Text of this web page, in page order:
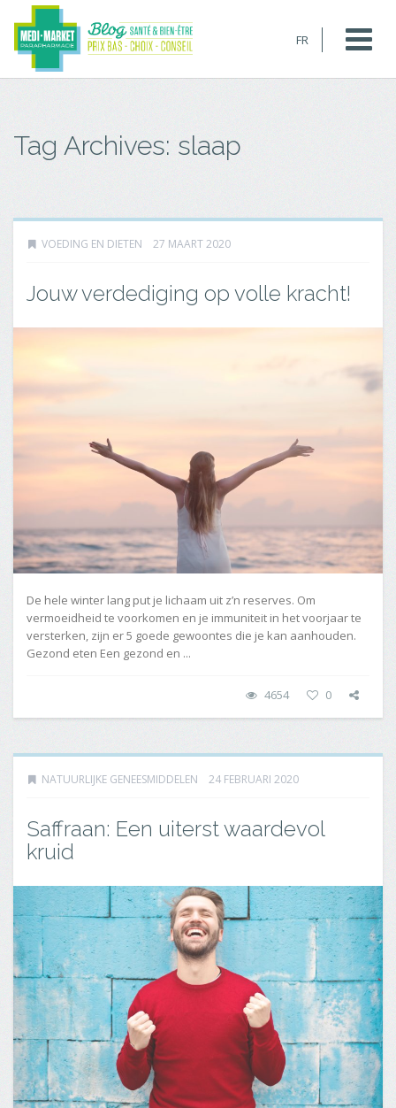
FR
Tag Archives: slaap
VOEDING EN DIETEN 27 MAART 2020
Jouw verdediging op volle kracht!
De hele winter lang put je lichaam uit z’n reserves. Om
vermoeidheid te voorkomen en je immuniteit in het voorjaar te
versterken, zijn er 5 goede gewoontes die je kan aanhouden.
Gezond eten Een gezond en ...
4654 0
NATUURLIJKE GENEESMIDDELEN 24 FEBRUARI 2020
Saffraan: Een uiterst waardevol
kruid